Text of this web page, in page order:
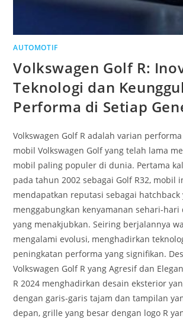
AUTOMOTIF
Volkswagen Golf R:
Teknologi dan
Performa di Setiap
Volkswagen Golf R adalah varian
mobil Volkswagen Golf yang telah lama
mobil paling populer di dunia. Pertama
pada tahun 2002 sebagai Golf R32, mobil
mendapatkan reputasi sebagai hatchback
menggabungkan kenyamanan sehari-
yang menakjubkan. Seiring berjalannya
mengalami evolusi, menghadirkan
peningkatan performa yang signifikan.
Volkswagen Golf R yang Agresif dan
R 2024 menghadirkan desain eksterior
dengan garis-garis tajam dan tampilan
depan, grille yang besar dengan logo R